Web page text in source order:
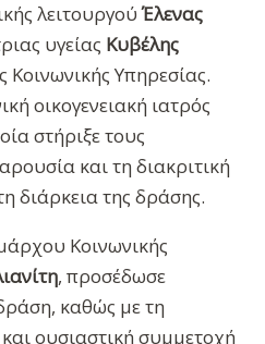
λειτουργούΈλενας
υγείας Κυβέλης
Κοινωνικής Υπηρεσίας.
οικογενειακή ιατρός
στήριξε τους
και τη διακριτική
διάρκεια της δράσης.
Κοινωνικής
, προσέδωσε
καθώς με τη
ουσιαστική συμμετοχή